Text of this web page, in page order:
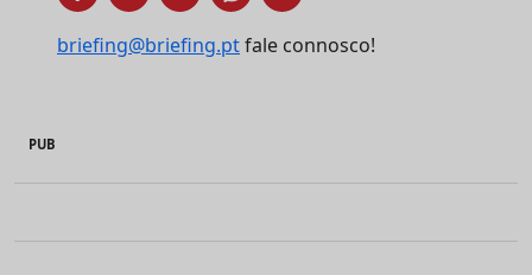
briefing@briefing.ptfale connosco!
PUB